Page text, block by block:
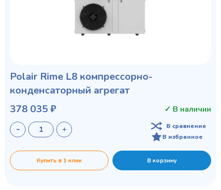
Polair Rime L8 компрессорно-
конденсаторный агрегат
378 035 ₽
✓ В наличии
В сравнение
В избранное
Купить в 1 клик В корзину